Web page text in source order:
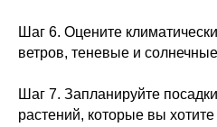
Шаг 6. Оцените
ветров, теневые и
Шаг 7. Запланируйте
растений, которые вы